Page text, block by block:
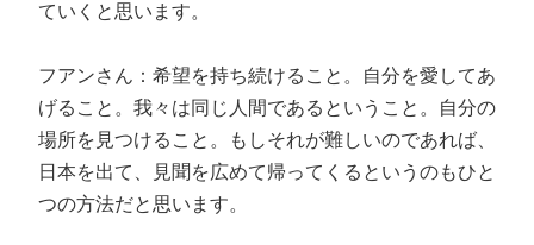
ていくと思います。
フアンさん：希望を持ち続けること。自分を愛してあ
げること。我々は同じ人間であるということ。自分の
場所を見つけること。もしそれが難しいのであれば、
日本を出て、見聞を広めて帰ってくるというのもひと
つの方法だと思います。